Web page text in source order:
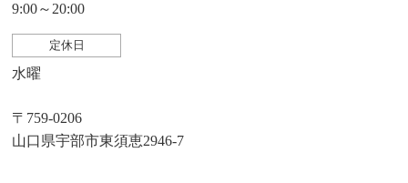
9:00～20:00
定休日
水曜
〒759-0206
山口県宇部市東須恵2946-7